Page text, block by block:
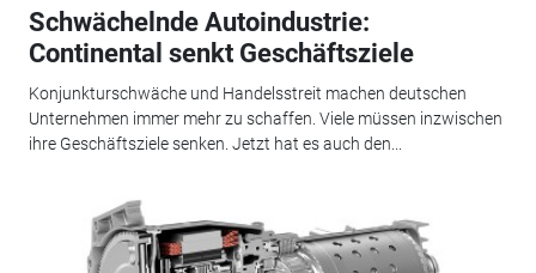
Schwächelnde Autoindustrie:
Continental senkt Geschäftsziele
Konjunkturschwäche und Handelsstreit machen deutschen
Unternehmen immer mehr zu schaffen. Viele müssen inzwischen
ihre Geschäftsziele senken. Jetzt hat es auch den...